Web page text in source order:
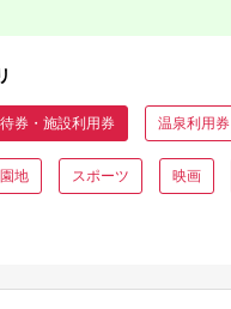
券・施設利用券 温泉利用券
地 スポーツ 映画